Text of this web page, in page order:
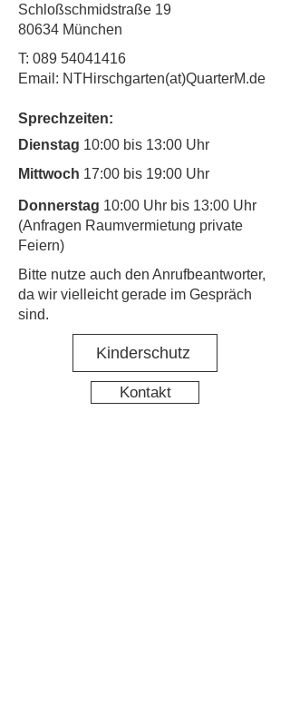
Schloßschmidstraße 19
80634 München
T: 089 54041416
Email: NTHirschgarten(at)QuarterM.de
Sprechzeiten:
Dienstag 10:00 bis 13:00 Uhr
Mittwoch 17:00 bis 19:00 Uhr
Donnerstag 10:00 Uhr bis 13:00 Uhr
(Anfragen Raumvermietung private
Feiern)
​Bitte nutze auch den Anrufbeantworter,
da wir vielleicht gerade im Gespräch
sind.
Kinderschutz
Kontakt